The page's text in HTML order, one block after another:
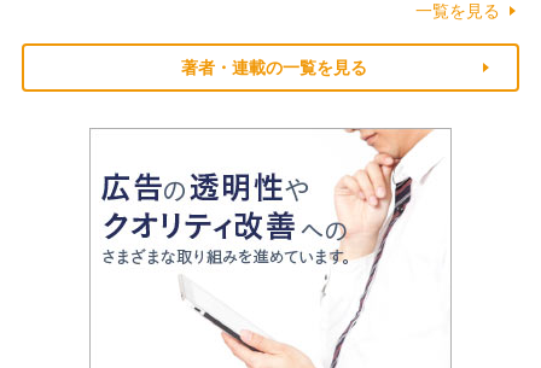
一覧を見る
著者・連載の一覧を見る